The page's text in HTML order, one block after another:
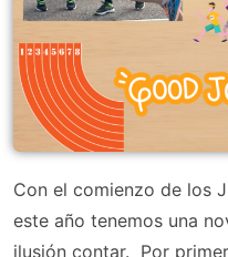
Con el comienzo de los
este año tenemos una
ilusión contar. Por